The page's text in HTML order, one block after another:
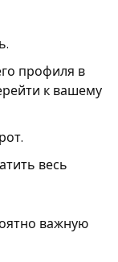
профиля в
к вашему
весь
важную